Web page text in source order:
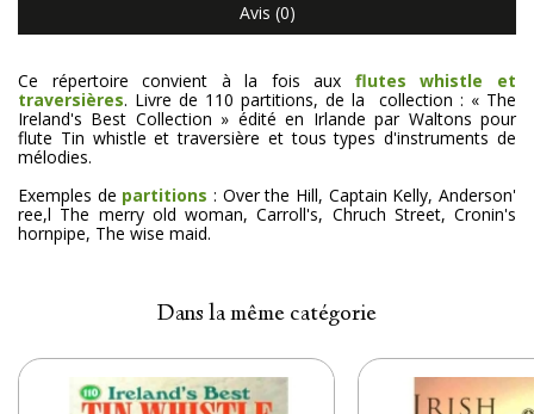
Avis (0)
Ce répertoire convient à la fois aux flutes whistle et
traversières. Livre de 110 partitions, de la collection : « The
Ireland's Best Collection » édité en Irlande par Waltons pour
flute Tin whistle et traversière et tous types d'instruments de
mélodies.
Exemples de partitions : Over the Hill, Captain Kelly, Anderson'
ree,l The merry old woman, Carroll's, Chruch Street, Cronin's
hornpipe, The wise maid.
Dans la même catégorie